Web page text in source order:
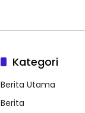
Kategori
Berita Utama
Berita